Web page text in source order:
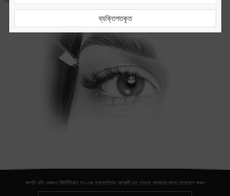
আপনি যদি একজন বিউটিশিয়ান হন এবং সহযোগিতায় আগ্রহী হন, তাহলে আমাদের সাথে যোগাযোগ করুন
ব্যক্তিগতকৃত